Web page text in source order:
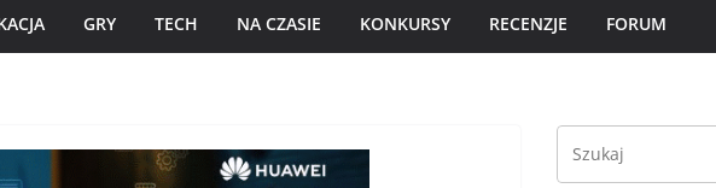
GRY TECH NA CZASIE KONKURSY RECENZJE FORUM